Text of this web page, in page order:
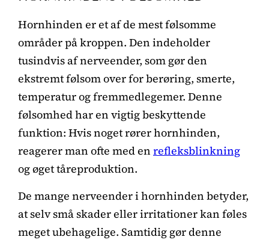
Hornhinden er et af de mest følsomme
områder på kroppen. Den indeholder
tusindvis af nerveender, som gør den
ekstremt følsom over for berøring, smerte,
temperatur og fremmedlegemer. Denne
følsomhed har en vigtig beskyttende
funktion: Hvis noget rører hornhinden,
reagerer man ofte med en refleksblinkning
og øget tåreproduktion.
De mange nerveender i hornhinden betyder,
at selv små skader eller irritationer kan føles
meget ubehagelige. Samtidig gør denne